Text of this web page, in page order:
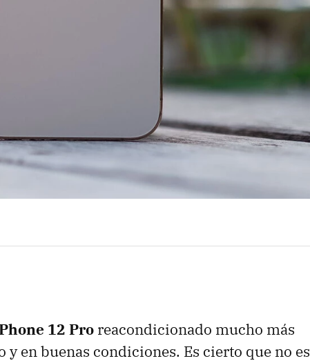
12 Pro reacondicionado mucho más
en buenas condiciones. Es cierto que no es